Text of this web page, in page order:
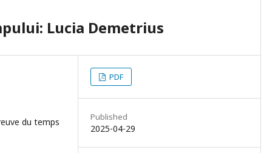
Lucia Demetrius
du temps
PDF
Published
2025-04-29